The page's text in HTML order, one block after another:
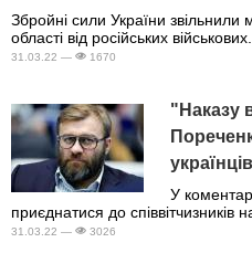
Збройні сили України звільнили
області від російських військових.
31.03.22 — 1670
"Наказу
українців
У
приєднатися до співвітчизників
31.03.22 — 3026